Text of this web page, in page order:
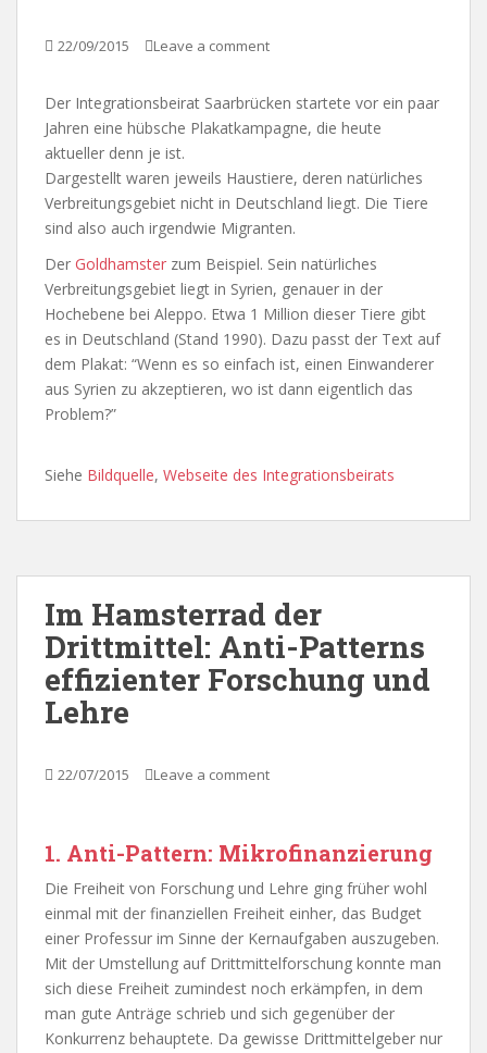
22/09/2015 Leave a comment
Der Integrationsbeirat Saarbrücken startete vor ein paar
Jahren eine hübsche Plakatkampagne, die heute
aktueller denn je ist.
Dargestellt waren jeweils Haustiere, deren natürliches
Verbreitungsgebiet nicht in Deutschland liegt. Die Tiere
sind also auch irgendwie Migranten.
Der Goldhamster zum Beispiel. Sein natürliches
Verbreitungsgebiet liegt in Syrien, genauer in der
Hochebene bei Aleppo. Etwa 1 Million dieser Tiere gibt
es in Deutschland (Stand 1990). Dazu passt der Text auf
dem Plakat: “Wenn es so einfach ist, einen Einwanderer
aus Syrien zu akzeptieren, wo ist dann eigentlich das
Problem?”
Siehe Bildquelle, Webseite des Integrationsbeirats
Im Hamsterrad der
Drittmittel: Anti-Patterns
effizienter Forschung und
Lehre
22/07/2015 Leave a comment
1. Anti-Pattern: Mikrofinanzierung
Die Freiheit von Forschung und Lehre ging früher wohl
einmal mit der finanziellen Freiheit einher, das Budget
einer Professur im Sinne der Kernaufgaben auszugeben.
Mit der Umstellung auf Drittmittelforschung konnte man
sich diese Freiheit zumindest noch erkämpfen, in dem
man gute Anträge schrieb und sich gegenüber der
Konkurrenz behauptete. Da gewisse Drittmittelgeber nur